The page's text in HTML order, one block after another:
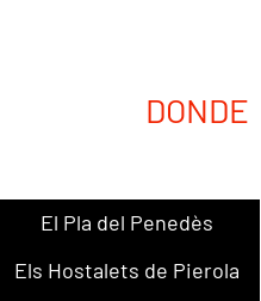
DONDE
El Pla del Penedès
Els Hostalets de Pierola